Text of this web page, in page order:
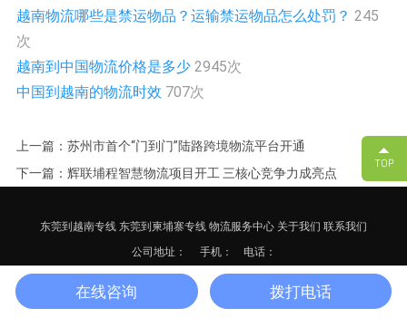
越南物流哪些是禁运物品？运输禁运物品怎么处罚？ 245
次
越南到中国物流价格是多少 2945次
中国到越南的物流时效 707次
上一篇：苏州市首个“门到门”陆路跨境物流平台开通
下一篇：辉联埔程智慧物流项目开工 三核心竞争力成亮点
东莞到越南专线 东莞到柬埔寨专线 物流服务中心 关于我们 联系我们
公司地址： 手机： 电话：
备案号：粤ICP备17125652号-3 网站地图XML
在线咨询 拨打电话